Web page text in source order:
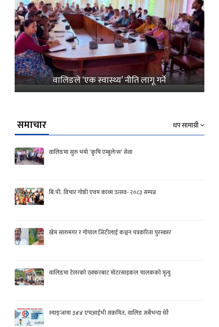
वालिङले ‘एक स्वास्थ्य’ नीति लागू गर्ने
समाचार थप सामाग्री
वालिङमा सुरु भयो ‘कृषि एम्बुलेन्स’ सेवा
बि.पी. विचार गोष्ठी एवम काव्य उत्सव- २०८३ सम्पन्न
खेम सारुमगर र गोपाल जिटीलाई कञ्चन पत्रकरिता पुरस्कार
वालिङमा टेलरको ठक्करबाट मोटरसाइकल चालकको मृत्यु
स्याङ्जामा ३४४ एचआईभी संक्रमित, वालिङ सबैभन्दा धेरै